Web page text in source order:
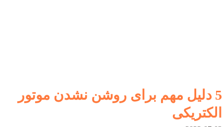
5 دلیل مهم برای روشن نشدن موتور
الکتریکی